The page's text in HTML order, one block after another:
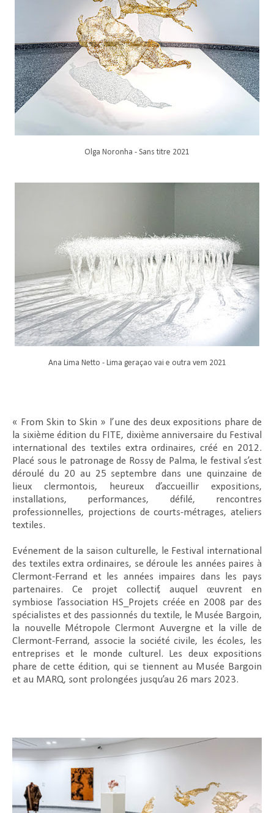
Olga Noronha - Sans titre 2021
Ana Lima Netto - Lima geraçao vai e outra vem 2021
« From Skin to Skin » l’une des deux expositions phare de
la sixième édition du FITE, dixième anniversaire du Festival
international des textiles extra ordinaires, créé en 2012.
Placé sous le patronage de Rossy de Palma, le festival s’est
déroulé du 20 au 25 septembre dans une quinzaine de
lieux clermontois, heureux d’accueillir expositions,
installations, performances, défilé, rencontres
professionnelles, projections de courts-métrages, ateliers
textiles.
Evénement de la saison culturelle, le Festival international
des textiles extra ordinaires, se déroule les années paires à
Clermont-Ferrand et les années impaires dans les pays
partenaires. Ce projet collectif, auquel œuvrent en
symbiose l’association HS_Projets créée en 2008 par des
spécialistes et des passionnés du textile, le Musée Bargoin,
la nouvelle Métropole Clermont Auvergne et la ville de
Clermont-Ferrand, associe la société civile, les écoles, les
entreprises et le monde culturel. Les deux expositions
phare de cette édition, qui se tiennent au Musée Bargoin
et au MARQ, sont prolongées jusqu’au 26 mars 2023.